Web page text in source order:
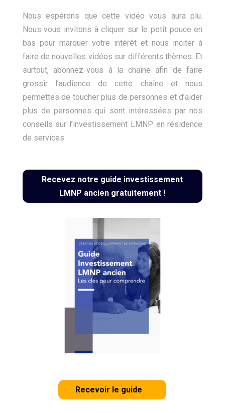
Nous espérons que cette vidéo vous aura plu.
Nous vous invitons à cliquer sur le petit pouce en
bas pour marquer votre intérêt et nous inciter à
faire de nouvelles vidéos sur différents thèmes. Et
surtout, abonnez-vous à la chaîne afin de faire
grossir l’audience de cette chaîne et nous
permettes de toucher plus de personnes et d’aider
plus de personnes qui sont intéressées par nos
conseils sur l’investissement LMNP en résidence
de services.
Recevez notre guide investissement
LMNP ancien gratuitement !
Recevoir le guide